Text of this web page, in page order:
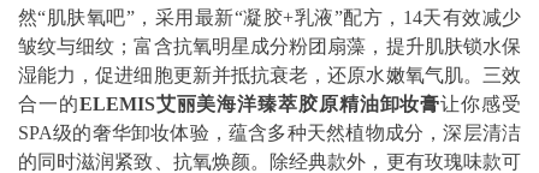
然“肌肤氧吧”，采用最新“凝胶+乳液”配方，14天有效减少
皱纹与细纹；富含抗氧明星成分粉团扇藻，提升肌肤锁水保
湿能力，促进细胞更新并抵抗衰老，还原水嫩氧气肌。三效
合一的ELEMIS艾丽美海洋臻萃胶原精油卸妆膏让你感受
SPA级的奢华卸妆体验，蕴含多种天然植物成分，深层清洁
的同时滋润紧致、抗氧焕颜。除经典款外，更有玫瑰味款可